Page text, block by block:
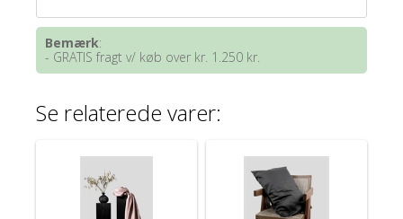
Bemærk:
- GRATIS fragt v/ køb over kr. 1.250 kr.
Se relaterede varer: